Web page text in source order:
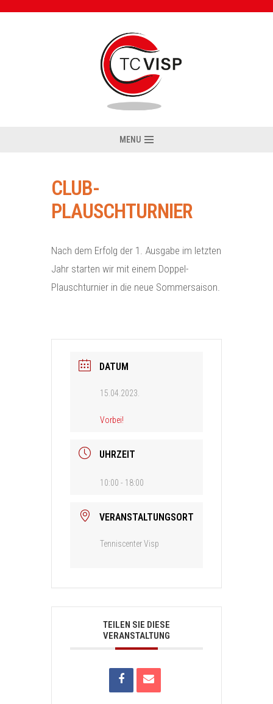
MENU
CLUB-
PLAUSCHTURNIER
Nach dem Erfolg der 1. Ausgabe im letzten
Jahr starten wir mit einem Doppel-
Plauschturnier in die neue Sommersaison.
DATUM
15.04.2023.
Vorbei!
UHRZEIT
10:00 - 18:00
VERANSTALTUNGSORT
Tenniscenter Visp
TEILEN SIE DIESE
VERANSTALTUNG